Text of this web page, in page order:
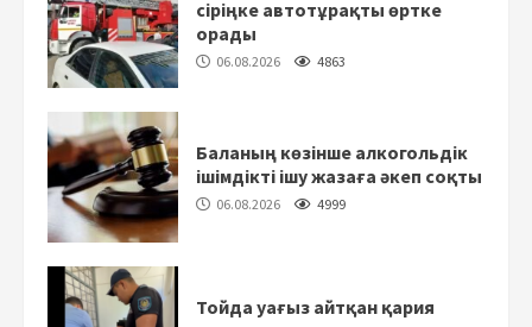
сіріңке автотұрақты өртке
орады
06.08.2026 4863
Баланың көзінше алкогольдік
ішімдікті ішу жазаға әкеп соқты
06.08.2026 4999
Тойда уағыз айтқан қария